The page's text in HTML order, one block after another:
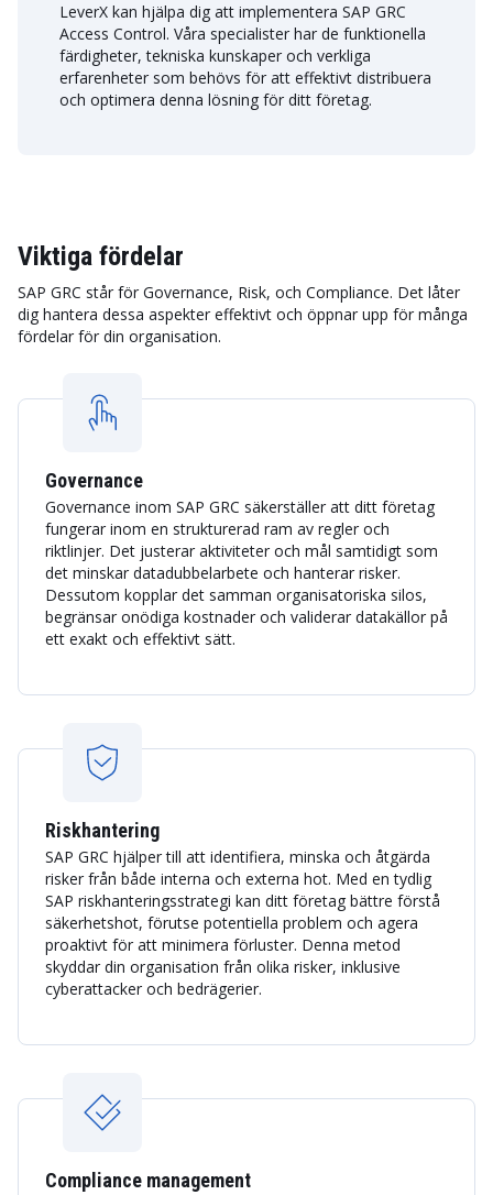
LeverX kan hjälpa dig att implementera SAP GRC
Access Control. Våra specialister har de funktionella
färdigheter, tekniska kunskaper och verkliga
erfarenheter som behövs för att effektivt distribuera
och optimera denna lösning för ditt företag.
Viktiga fördelar
SAP GRC står för Governance, Risk, och Compliance. Det låter
dig hantera dessa aspekter effektivt och öppnar upp för många
fördelar för din organisation.
Governance
Governance inom SAP GRC säkerställer att ditt företag
fungerar inom en strukturerad ram av regler och
riktlinjer. Det justerar aktiviteter och mål samtidigt som
det minskar datadubbelarbete och hanterar risker.
Dessutom kopplar det samman organisatoriska silos,
begränsar onödiga kostnader och validerar datakällor på
ett exakt och effektivt sätt.
Riskhantering
SAP GRC hjälper till att identifiera, minska och åtgärda
risker från både interna och externa hot. Med en tydlig
SAP riskhanteringsstrategi kan ditt företag bättre förstå
säkerhetshot, förutse potentiella problem och agera
proaktivt för att minimera förluster. Denna metod
skyddar din organisation från olika risker, inklusive
cyberattacker och bedrägerier.
Compliance management